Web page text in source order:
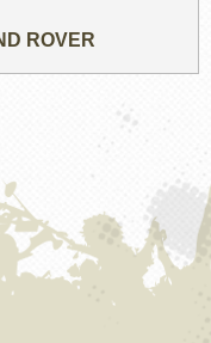
ROVER